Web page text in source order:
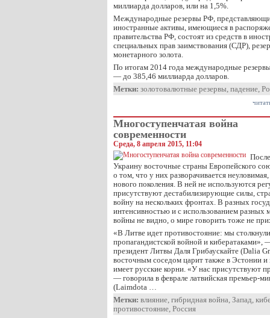
миллиарда долларов, или на 1,5%.
Международные резервы РФ,
иностранные активы, имеющиеся в
правительства РФ, состоят из средств в
специальных прав заимствования (СДР),
монетарного золота.
По итогам 2014 года международные
— до 385,46 миллиарда долларов.
Метки: золотовалютные резервы, падение,
Многоступенчатая война
современности
Среда, 8 апреля 2015, 11:04
Украину восточные страны Европейского
о том, что у них разворачивается
нового поколения. В ней не используются
присутствуют дестабилизирующие силы,
войну на нескольких фронтах. В разных
интенсивностью и с использованием разных
войны не видно, о мире говорить тоже не
«В Литве идет противостояние: мы
пропагандистской войной и кибератаками»,
президент Литвы Даля Грибаускайте (Dalia
восточным соседом царит также в Эстонии и
имеет русские корни. «У нас присутствуют
— говорила в феврале латвийская премьер-
(Laimdota …
Метки: влияние, гибридная война, Запад,
противостояние, Россия